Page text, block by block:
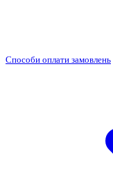
Способи оплати замовлень